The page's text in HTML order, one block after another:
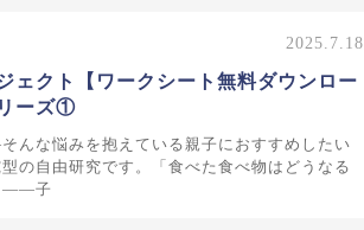
2025.7.18
ェクト【ワークシート無料ダウンロー
ーズ①
んな悩みを抱えている親子におすすめしたい
の自由研究です。「食べた食べ物はどうなる
——子